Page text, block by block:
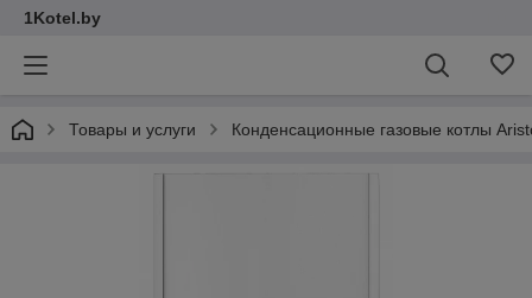
1Kotel.by
Товары и услуги Конденсационные газовые котлы